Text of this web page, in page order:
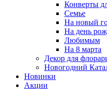
Конверты
Семье
На новый
На день
Любимым
На 8 марта
Декор для
Новогодний
Новинки
Акции